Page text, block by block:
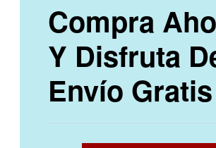
Compra
Y Disfruta
Envío Gratis